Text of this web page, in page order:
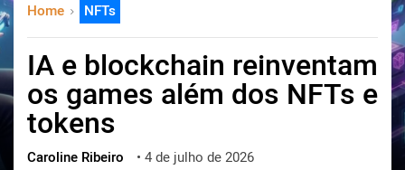
中文
한국어
العربية
ไทย
ქართული
Home NFTs
IA e blockchain reinventam
os games além dos NFTs e
tokens
Caroline Ribeiro • 4 de julho de 2026